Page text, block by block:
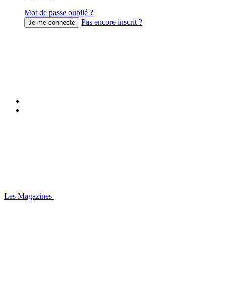
Mot de passe oublié ?
Pas encore inscrit ?
Les Magazines